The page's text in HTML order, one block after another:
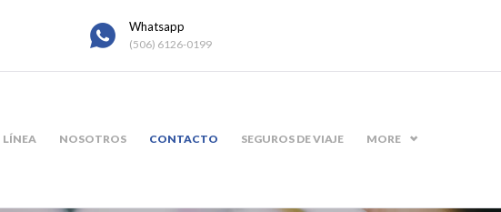
Whatsapp
(506) 6126-0199
LÍNEA NOSOTROS CONTACTO SEGUROS DE VIAJE MORE